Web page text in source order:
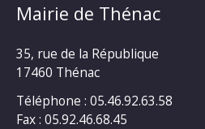
Mairie de Thénac
35, rue de la République
17460 Thénac
Téléphone : 05.46.92.63.58
Fax : 05.92.46.68.45